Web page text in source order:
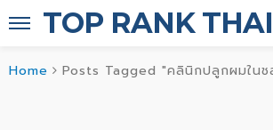
TOP RANK
Home Posts Tagged "คลินิกปลูกผมในช